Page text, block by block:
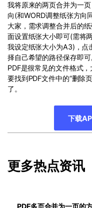
我将原来的两页合并为一
向(和WORD调整纸张方向
大家，需求调整合并后的
面设置纸张大小即可(需将
我设定纸张大小为A3)，点
择自己希望的路径保存即可
PDF是很常见的文件格式
要找到PDF文件中的“删除
了。
下载
更多热点资讯